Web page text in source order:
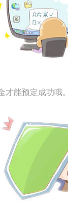
才能预定成功